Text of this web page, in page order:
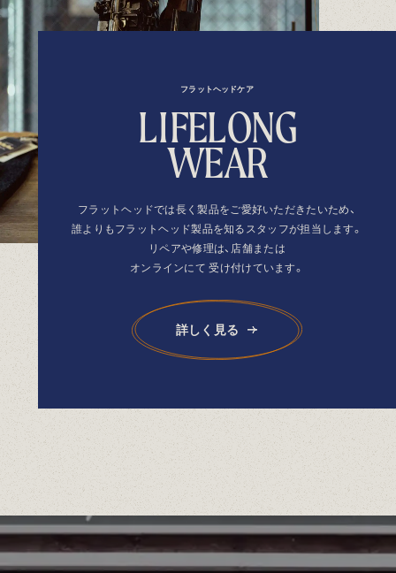
フラットヘッドケア
LIFELONG
WEAR
フラットヘッドでは長く製品を ご愛好いただきたいため、
誰よりもフラットヘッド製品を知るスタッフが担当します。
リペアや修理は、店舗または
オンラインにて 受け付けています。
詳しく見る